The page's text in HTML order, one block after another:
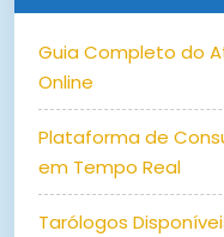
Guia Completo do
Online
Plataforma de
em Tempo Real
Tarólogos